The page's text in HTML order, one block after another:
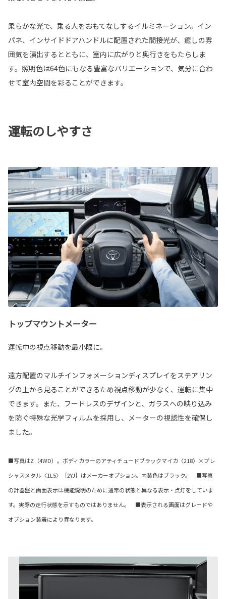
柔らかな光で、乗る人をおもてなしするイルミネーション。イン
パネ、インサイドドアハンドルに配置された間接光が、癒しの雰
囲気を演出するとともに、室内に広がりと奥行きをもたらしま
す。照明色は64色にもなる豊富なバリエーションで、気分に合わ
せて室内空間を彩ることができます。
運転のしやすさ
トップマウントメーター
運転中の視点移動を最小限に。
遠方配置のマルチインフォメーションディスプレイをステアリン
グの上から見ることができるため視点移動が少なく、運転に集中
できます。また、フードレスのデザインと、ガラスへの映り込み
を防ぐ特殊な光学フィルムを採用し、メーターの視認性を確保し
ました。
■写真はZ（4WD）。ボディカラーのアティチュードブラックマイカ〈218〉×プレ
シャスメタル〈1L5〉［2YJ］はメーカーオプション。内装色はブラック。 ■写真
の計器盤と画面表示は機能説明のために通常の状態と異なる表示・点灯をしていま
す。実際の走行状態を示すものではありません。 ■表示される画面はグレードや
オプション装着により異なります。